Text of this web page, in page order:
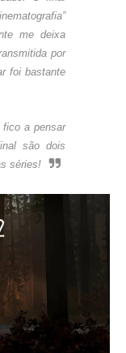
me deixa
por
foi bastante
fico a pensar
são dois
séries!